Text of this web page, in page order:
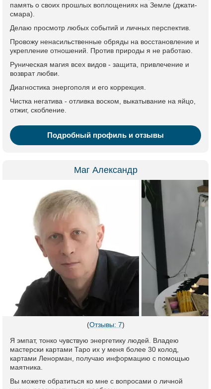
память о своих прошлых воплощениях на Земле (джати-
смара).
Делаю просмотр любых событий и личных перспектив.
Провожу ненасильственные обряды на восстановление и
укрепление отношений. Против природы я не работаю.
Руническая магия всех видов - защита, привлечение и
возврат любви.
Диагностика энергополя и его коррекция.
Чистка негатива - отливка воском, выкатывание на яйцо,
отжиг, скобление.
Подробный профиль и отзывы
Маг Александр
(Отзывы: 7)
Я эмпат, тонко чувствую энергетику людей. Владею
мастерски картами Таро их у меня более 30 колод,
картами Ленорман, получаю информацию с помощью
маятника.
Вы можете обратиться ко мне с вопросами о личной